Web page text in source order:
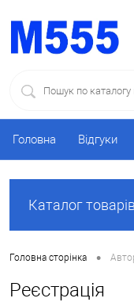
Головна Відгуки
Каталог товарів
Головна сторінка •
Реєстрація